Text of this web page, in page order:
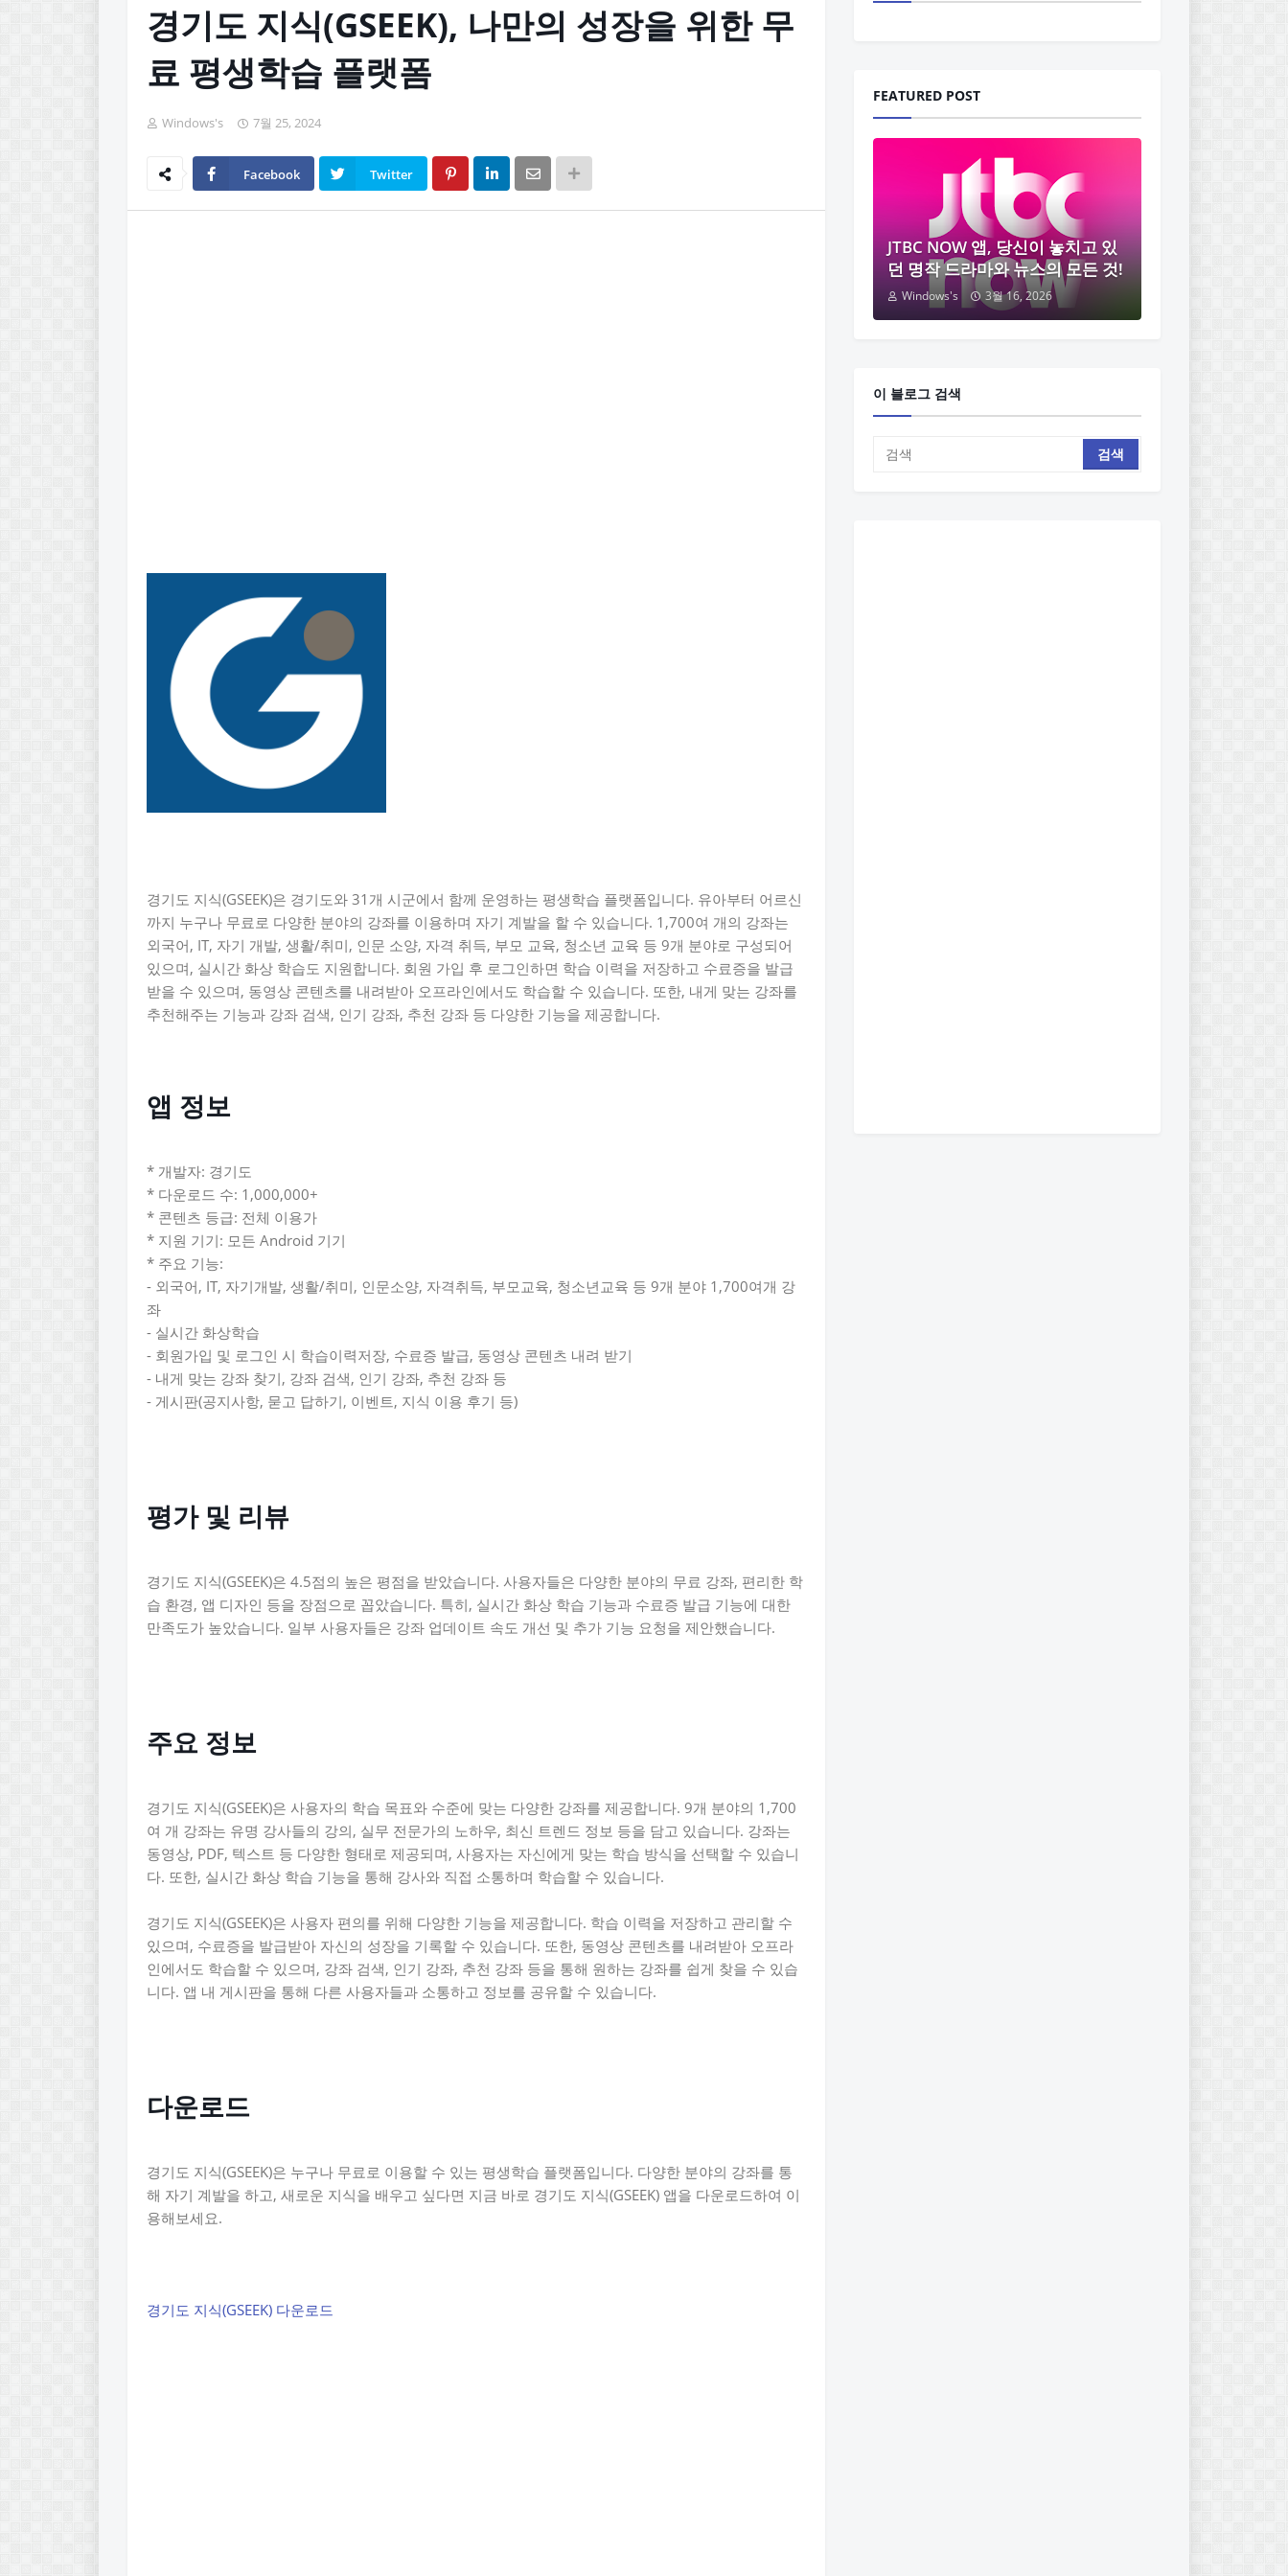
경기도 지식(GSEEK), 나만의 성장을 위한 무
료 평생학습 플랫폼
Windows's 7월 25, 2024
Facebook Twitter
경기도 지식(GSEEK)은 경기도와 31개 시군에서 함께 운영하는 평생학습 플랫폼입니다. 유아부터 어르신
까지 누구나 무료로 다양한 분야의 강좌를 이용하며 자기 계발을 할 수 있습니다. 1,700여 개의 강좌는
외국어, IT, 자기 개발, 생활/취미, 인문 소양, 자격 취득, 부모 교육, 청소년 교육 등 9개 분야로 구성되어
있으며, 실시간 화상 학습도 지원합니다. 회원 가입 후 로그인하면 학습 이력을 저장하고 수료증을 발급
받을 수 있으며, 동영상 콘텐츠를 내려받아 오프라인에서도 학습할 수 있습니다. 또한, 내게 맞는 강좌를
추천해주는 기능과 강좌 검색, 인기 강좌, 추천 강좌 등 다양한 기능을 제공합니다.
앱 정보
* 개발자: 경기도
* 다운로드 수: 1,000,000+
* 콘텐츠 등급: 전체 이용가
* 지원 기기: 모든 Android 기기
* 주요 기능:
- 외국어, IT, 자기개발, 생활/취미, 인문소양, 자격취득, 부모교육, 청소년교육 등 9개 분야 1,700여개 강
좌
- 실시간 화상학습
- 회원가입 및 로그인 시 학습이력저장, 수료증 발급, 동영상 콘텐츠 내려 받기
- 내게 맞는 강좌 찾기, 강좌 검색, 인기 강좌, 추천 강좌 등
- 게시판(공지사항, 묻고 답하기, 이벤트, 지식 이용 후기 등)
평가 및 리뷰
경기도 지식(GSEEK)은 4.5점의 높은 평점을 받았습니다. 사용자들은 다양한 분야의 무료 강좌, 편리한 학
습 환경, 앱 디자인 등을 장점으로 꼽았습니다. 특히, 실시간 화상 학습 기능과 수료증 발급 기능에 대한
만족도가 높았습니다. 일부 사용자들은 강좌 업데이트 속도 개선 및 추가 기능 요청을 제안했습니다.
주요 정보
경기도 지식(GSEEK)은 사용자의 학습 목표와 수준에 맞는 다양한 강좌를 제공합니다. 9개 분야의 1,700
여 개 강좌는 유명 강사들의 강의, 실무 전문가의 노하우, 최신 트렌드 정보 등을 담고 있습니다. 강좌는
동영상, PDF, 텍스트 등 다양한 형태로 제공되며, 사용자는 자신에게 맞는 학습 방식을 선택할 수 있습니
다. 또한, 실시간 화상 학습 기능을 통해 강사와 직접 소통하며 학습할 수 있습니다.
경기도 지식(GSEEK)은 사용자 편의를 위해 다양한 기능을 제공합니다. 학습 이력을 저장하고 관리할 수
있으며, 수료증을 발급받아 자신의 성장을 기록할 수 있습니다. 또한, 동영상 콘텐츠를 내려받아 오프라
인에서도 학습할 수 있으며, 강좌 검색, 인기 강좌, 추천 강좌 등을 통해 원하는 강좌를 쉽게 찾을 수 있습
니다. 앱 내 게시판을 통해 다른 사용자들과 소통하고 정보를 공유할 수 있습니다.
다운로드
경기도 지식(GSEEK)은 누구나 무료로 이용할 수 있는 평생학습 플랫폼입니다. 다양한 분야의 강좌를 통
해 자기 계발을 하고, 새로운 지식을 배우고 싶다면 지금 바로 경기도 지식(GSEEK) 앱을 다운로드하여 이
용해보세요.
경기도 지식(GSEEK) 다운로드
FEATURED POST
JTBC NOW 앱, 당신이 놓치고 있
던 명작 드라마와 뉴스의 모든 것!
Windows's 3월 16, 2026
이 블로그 검색